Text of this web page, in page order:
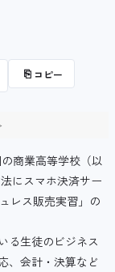
⎘ コピー
商業高等学校（以
にスマホ決済サー
レス販売実習」の
る生徒のビジネス
、会計・決算など